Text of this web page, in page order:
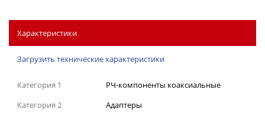
Характеристики
Загрузить технические характеристики
Категория 1
РЧ-компоненты коаксиальные
Категория 2
Адаптеры